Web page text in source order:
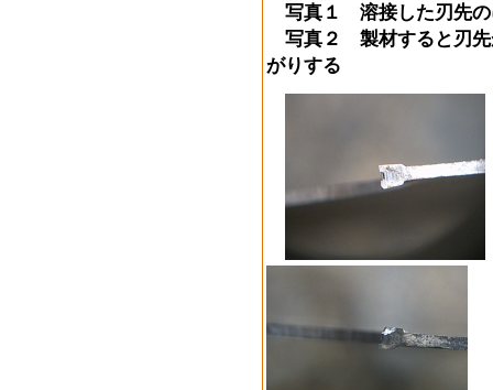
写真１ 溶接した刃
写真２ 製材すると刃先
がりする